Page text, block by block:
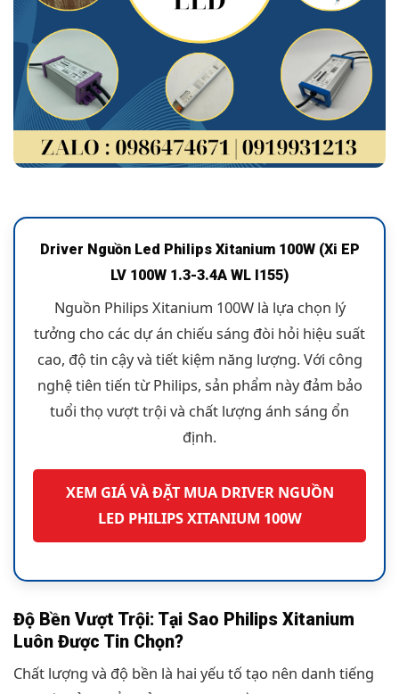
Driver Nguồn Led Philips Xitanium 100W (Xi EP
LV 100W 1.3-3.4A WL I155)
Nguồn Philips Xitanium 100W là lựa chọn lý
tưởng cho các dự án chiếu sáng đòi hỏi hiệu suất
cao, độ tin cậy và tiết kiệm năng lượng. Với công
nghệ tiên tiến từ Philips, sản phẩm này đảm bảo
tuổi thọ vượt trội và chất lượng ánh sáng ổn
định.
XEM GIÁ VÀ ĐẶT MUA DRIVER NGUỒN
LED PHILIPS XITANIUM 100W
Độ Bền Vượt Trội: Tại Sao Philips Xitanium
Luôn Được Tin Chọn?
Chất lượng và độ bền là hai yếu tố tạo nên danh tiếng